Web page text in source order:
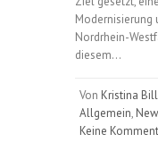
Modernisierung
Nordrhein-
diesem…
Von Kristina
Allgemein,
Keine